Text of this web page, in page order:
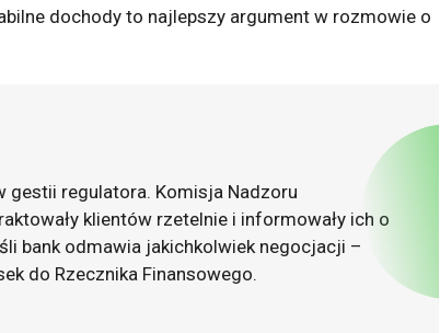
dochody to najlepszy argument w rozmowie o
gestii regulatora. Komisja Nadzoru
klientów rzetelnie i informowały ich o
bank odmawia jakichkolwiek negocjacji –
do Rzecznika Finansowego.